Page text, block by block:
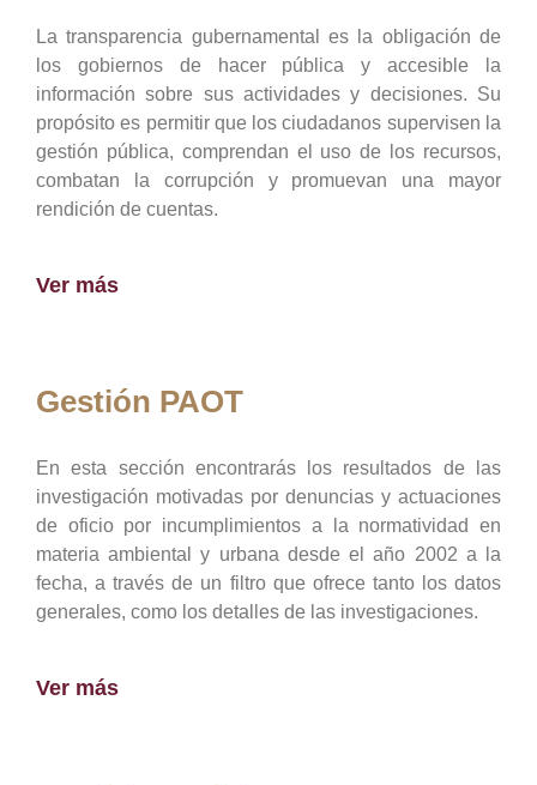
La transparencia gubernamental es la obligación de
los gobiernos de hacer pública y accesible la
información sobre sus actividades y decisiones. Su
propósito es permitir que los ciudadanos supervisen la
gestión pública, comprendan el uso de los recursos,
combatan la corrupción y promuevan una mayor
rendición de cuentas.
Ver más
Gestión PAOT
En esta sección encontrarás los resultados de las
investigación motivadas por denuncias y actuaciones
de oficio por incumplimientos a la normatividad en
materia ambiental y urbana desde el año 2002 a la
fecha, a través de un filtro que ofrece tanto los datos
generales, como los detalles de las investigaciones.
Ver más